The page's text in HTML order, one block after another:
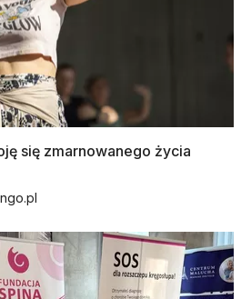
się zmarnowanego życia